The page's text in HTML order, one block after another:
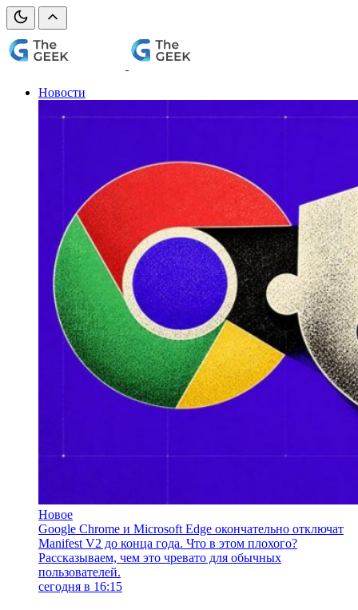
Новости
Новое
Google Chrome и Microsoft Edge окончательно отключат
Manifest V2 до конца года. Что в этом плохого?
Рассказываем, чем это чревато для обычных
пользователей.
сегодня в 16:15